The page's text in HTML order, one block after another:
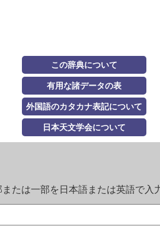
この辞典について
有用な諸データの表
外国語のカタカナ表記について
日本天文学会について
たは一部を日本語または英語で入